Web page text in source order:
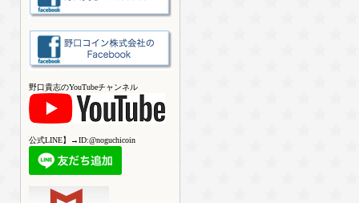
野口貴志のYouTubeチャンネル
公式LINE】→ID:@noguchicoin